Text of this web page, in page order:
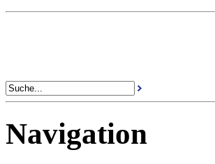
Navigation